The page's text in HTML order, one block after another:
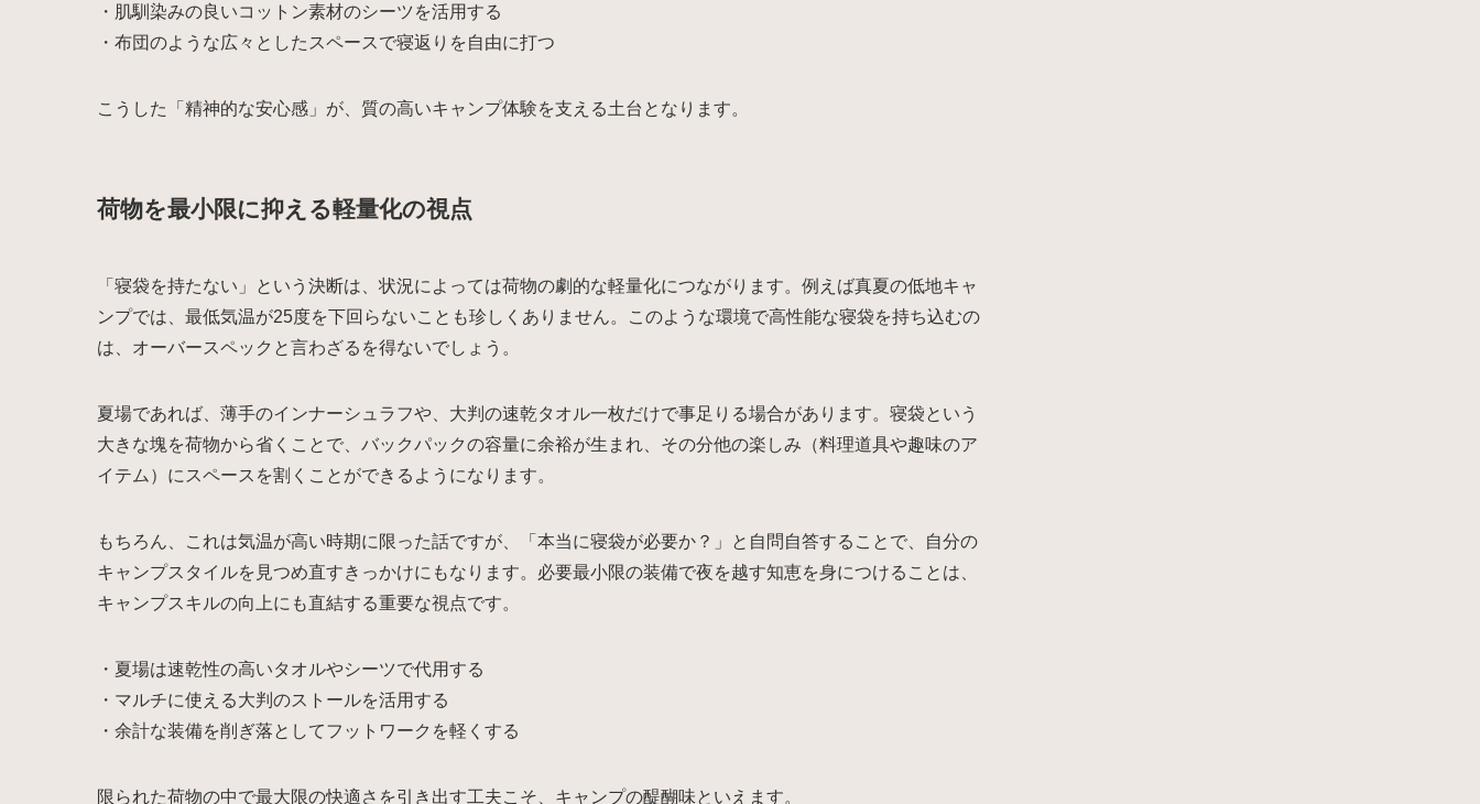
・肌馴染みの良いコットン素材のシーツを活用する
・布団のような広々としたスペースで寝返りを自由に打つ
こうした「精神的な安心感」が、質の高いキャンプ体験を支える土台となります。
荷物を最小限に抑える軽量化の視点
「寝袋を持たない」という決断は、状況によっては荷物の劇的な軽量化につながります。例えば真夏の低地キャ
ンプでは、最低気温が25度を下回らないことも珍しくありません。このような環境で高性能な寝袋を持ち込むの
は、オーバースペックと言わざるを得ないでしょう。
夏場であれば、薄手のインナーシュラフや、大判の速乾タオル一枚だけで事足りる場合があります。寝袋という
大きな塊を荷物から省くことで、バックパックの容量に余裕が生まれ、その分他の楽しみ（料理道具や趣味のア
イテム）にスペースを割くことができるようになります。
もちろん、これは気温が高い時期に限った話ですが、「本当に寝袋が必要か？」と自問自答することで、自分の
キャンプスタイルを見つめ直すきっかけにもなります。必要最小限の装備で夜を越す知恵を身につけることは、
キャンプスキルの向上にも直結する重要な視点です。
・夏場は速乾性の高いタオルやシーツで代用する
・マルチに使える大判のストールを活用する
・余計な装備を削ぎ落としてフットワークを軽くする
限られた荷物の中で最大限の快適さを引き出す工夫こそ、キャンプの醍醐味といえます。